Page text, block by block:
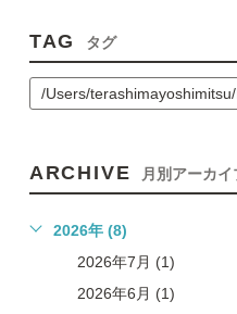
TAG タグ
/Users/
ARCHIVE 月別アーカイ
2026年 (8)
2026年7月 (1)
2026年6月 (1)